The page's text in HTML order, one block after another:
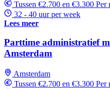
Tussen €2.700 en €3.300 Per
32 - 40 uur per week
Lees meer
Parttime administratief
Amsterdam
Amsterdam
Tussen €2.700 en €3.300 Per